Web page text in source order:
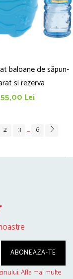
baloane de săpun-
si rezerva
55,00 Lei
2 3 ... 6
Afla mai multe